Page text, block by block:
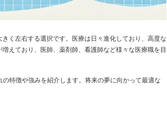
く左右する選択です。医療は日々進化しており、高度な
えており、医師、薬剤師、看護師など様々な医療職を目
特徴や強みを紹介します。将来の夢に向かって最適な